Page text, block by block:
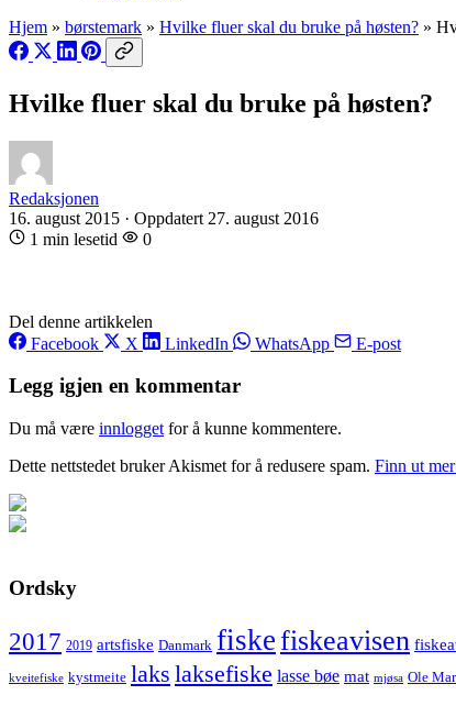
Hjem » børstemark » Hvilke fluer skal du bruke på høsten? »
Hvilke fluer skal du bruke på høsten?
Redaksjonen
16. august 2015 · Oppdatert 27. august 2016
1 min lesetid
0
Del denne artikkelen
Facebook
X LinkedIn WhatsApp E-post
Legg igjen en kommentar
Du må være innlogget for å kunne kommentere.
Dette nettstedet bruker Akismet for å redusere spam. Finn ut
Ordsky
2017 2019 artsfiske Danmark fiskefiskeavisen
kveitefiske kystmeite laks laksefiske lasse bøe mat mjøsa Ole